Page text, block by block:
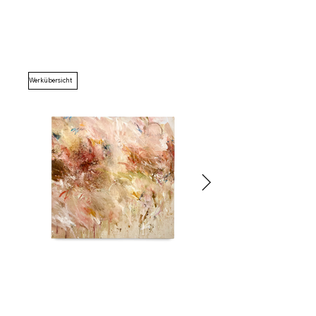
Werkübersicht